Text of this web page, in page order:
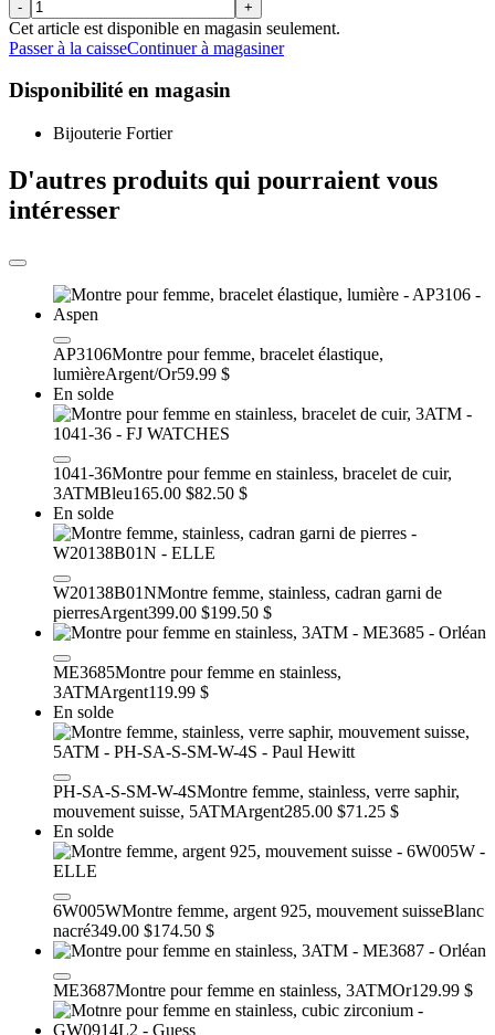
- +
Cet article est disponible en magasin seulement.
Passer à la caisseContinuer à magasiner
Disponibilité en magasin
Bijouterie Fortier
D'autres produits qui pourraient vous
intéresser
AP3106Montre pour femme, bracelet élastique,
lumièreArgent/Or59.99 $
En solde
1041-36Montre pour femme en stainless, bracelet de cuir,
3ATMBleu165.00 $82.50 $
En solde
W20138B01NMontre femme, stainless, cadran garni de
pierresArgent399.00 $199.50 $
ME3685Montre pour femme en stainless,
3ATMArgent119.99 $
En solde
PH-SA-S-SM-W-4SMontre femme, stainless, verre saphir,
mouvement suisse, 5ATMArgent285.00 $71.25 $
En solde
6W005WMontre femme, argent 925, mouvement suisseBlanc
nacré349.00 $174.50 $
ME3687Montre pour femme en stainless, 3ATMOr129.99 $